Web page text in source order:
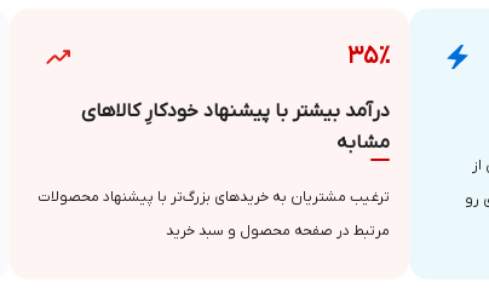
۳۵٪
درآمد بیشتر با پیشنهاد خودکارِ کالاهای
مشابه
ترغیب مشتریان به خریدهای بزرگ‌تر با پیشنهاد محصولات
مرتبط در صفحه محصول و سبد خرید
رو